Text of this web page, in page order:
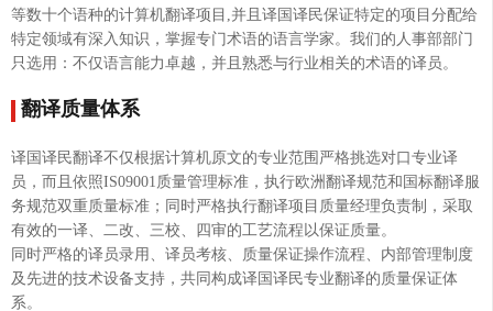
等数十个语种的计算机翻译项目,并且译国译民保证特定的项目分配给
特定领域有深入知识，掌握专门术语的语言学家。我们的人事部部门
只选用：不仅语言能力卓越，并且熟悉与行业相关的术语的译员。
翻译质量体系
译国译民翻译不仅根据计算机原文的专业范围严格挑选对口专业译
员，而且依照IS09001质量管理标准，执行欧洲翻译规范和国标翻译服
务规范双重质量标准；同时严格执行翻译项目质量经理负责制，采取
有效的一译、二改、三校、四审的工艺流程以保证质量。
同时严格的译员录用、译员考核、质量保证操作流程、内部管理制度
及先进的技术设备支持，共同构成译国译民专业翻译的质量保证体
系。